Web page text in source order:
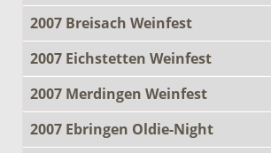
2007 Breisach Weinfest
2007 Eichstetten Weinfest
2007 Merdingen Weinfest
2007 Ebringen Oldie-Night